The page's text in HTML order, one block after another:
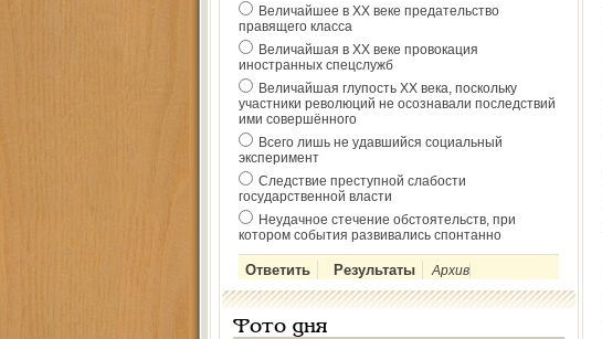
Величайшее в ХХ веке предательство
правящего класса
Величайшая в ХХ веке провокация
иностранных спецслужб
Величайшая глупость ХХ века, поскольку
участники революций не осознавали последствий
ими совершённого
Всего лишь не удавшийся социальный
эксперимент
Следствие преступной слабости
государственной власти
Неудачное стечение обстоятельств, при
котором события развивались спонтанно
Архив
Фото дня